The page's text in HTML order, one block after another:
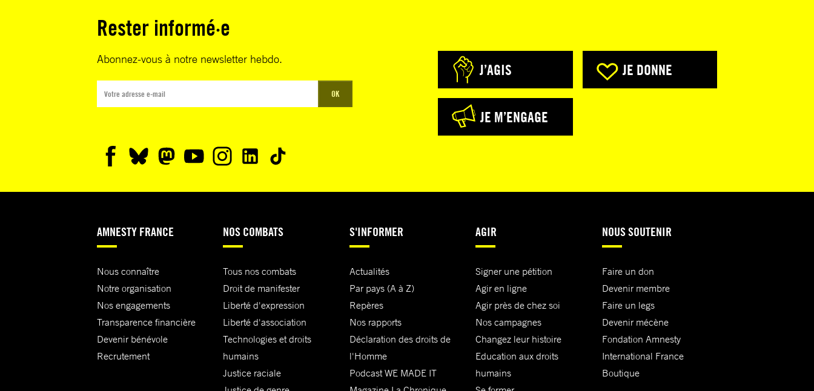
Rester informé·e
Abonnez-vous à notre newsletter hebdo.
OK
J’AGIS JE DONNE
JE M’ENGAGE
AMNESTY FRANCE
Nous connaître
Notre organisation
Nos engagements
Transparence financière
Devenir bénévole
Recrutement
NOS COMBATS
Tous nos combats
Droit de manifester
Liberté d'expression
Liberté d'association
Technologies et droits
humains
Justice raciale
S'INFORMER
Actualités
Par pays (A à Z)
Repères
Nos rapports
Déclaration des droits de
l'Homme
Podcast WE MADE IT
AGIR
Signer une pétition
Agir en ligne
Agir près de chez soi
Nos campagnes
Changez leur histoire
Education aux droits
humains
NOUS SOUTENIR
Faire un don
Devenir membre
Faire un legs
Devenir mécène
Fondation Amnesty
International France
Boutique